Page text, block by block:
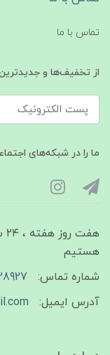
تماس با ما
از تخفیف‌ها و
ما را در شبکه‌های
هستیم
شماره تماس:
آدرس ایمیل: